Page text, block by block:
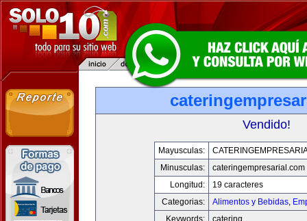
Vendido!
Mayusculas:
Minusculas:
cateringempresarial.com
Longitud:
19 caracteres
Categorias:
Alimentos y Bebidas,
Keywords:
catering